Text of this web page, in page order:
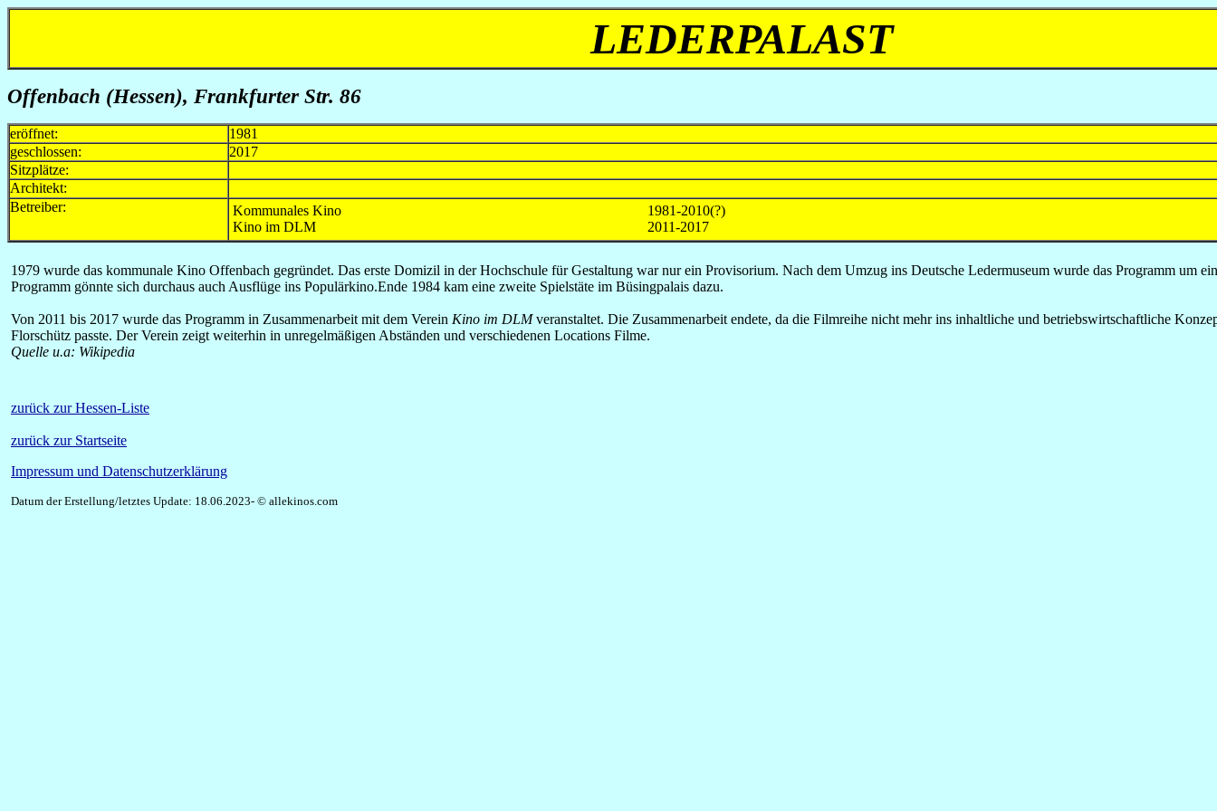
LEDERPALAST
Offenbach (Hessen), Frankfurter Str. 86
eröffnet:
1981
geschlossen:
2017
Sitzplätze:
Architekt:
Betreiber:
Kommunales Kino
Kino im DLM
1981-2010(?)
2011-2017
1979 wurde das kommunale Kino Offenbach gegründet. Das erste Domizil in der Hochschule für Gestaltung war nur ein Provisorium. Nach dem Umzug ins Deutsche Ledermuseum wurde das Programm um
Programm gönnte sich durchaus auch Ausflüge ins Populärkino.Ende 1984 kam eine zweite Spielstäte im Büsingpalais dazu.
Von 2011 bis 2017 wurde das Programm in Zusammenarbeit mit dem Verein Kino im DLMveranstaltet. Die Zusammenarbeit endete, da die Filmreihe nicht mehr ins inhaltliche und betriebswirtschaftliche
Florschütz passte. Der Verein zeigt weiterhin in unregelmäßigen Abständen und verschiedenen Locations Filme.
Quelle u.a: Wikipedia
zurück zur Hessen-Liste
zurück zur Startseite
Impressum und Datenschutzerklärung
Datum der Erstellung/letztes Update: 18.06.2023- © allekinos.com